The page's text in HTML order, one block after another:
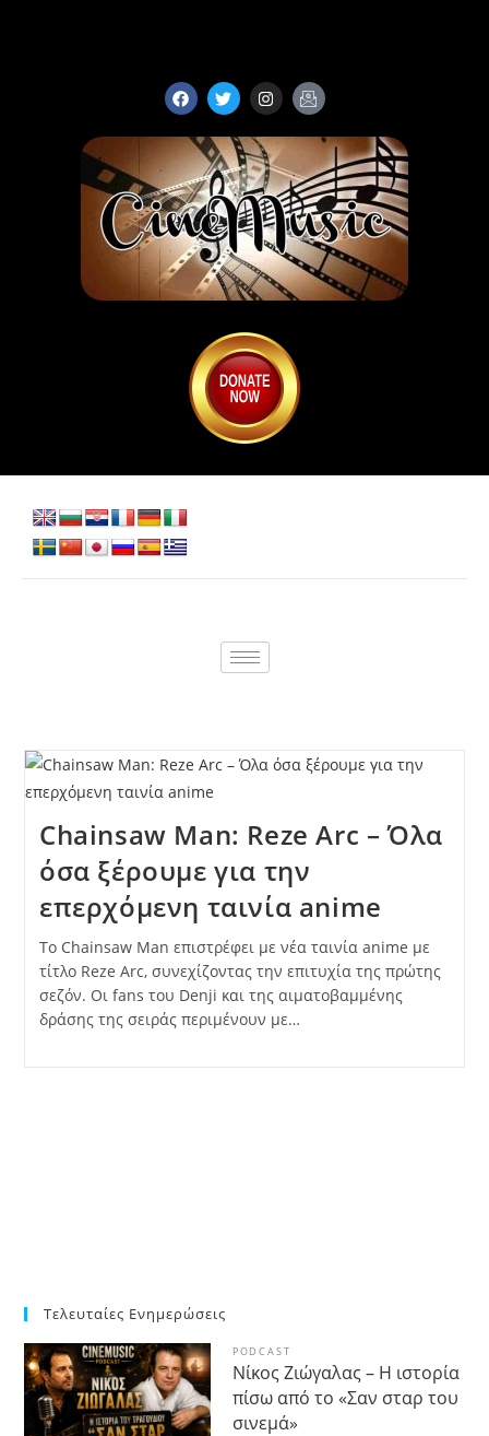
Chainsaw Man: Reze Arc – Όλα
όσα ξέρουμε για την
επερχόμενη ταινία anime
Το Chainsaw Man επιστρέφει με νέα ταινία anime με
τίτλο Reze Arc, συνεχίζοντας την επιτυχία της πρώτης
σεζόν. Οι fans του Denji και της αιματοβαμμένης
δράσης της σειράς περιμένουν με…
Τελευταίες Ενημερώσεις
PODCAST
Νίκος Ζιώγαλας – Η ιστορία
πίσω από το «Σαν σταρ του
σινεμά»